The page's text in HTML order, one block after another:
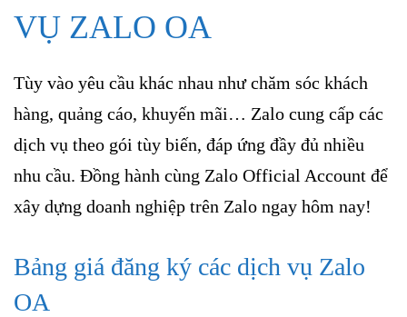
VỤ ZALO OA
Tùy vào yêu cầu khác nhau như chăm sóc khách
hàng, quảng cáo, khuyến mãi… Zalo cung cấp các
dịch vụ theo gói tùy biến, đáp ứng đầy đủ nhiều
nhu cầu. Đồng hành cùng Zalo Official Account để
xây dựng doanh nghiệp trên Zalo ngay hôm nay!
Bảng giá đăng ký các dịch vụ Zalo
OA